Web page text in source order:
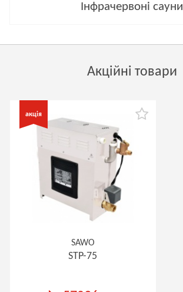
Інфрачервоні сауни
Акційні товари
SAWO
STP-75